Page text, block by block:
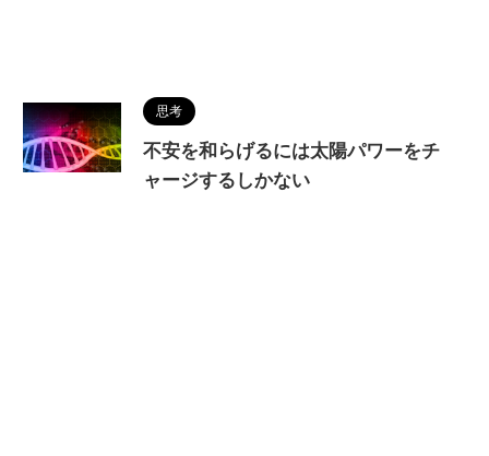
思考
不安を和らげるには太陽パワーをチ
ャージするしかない